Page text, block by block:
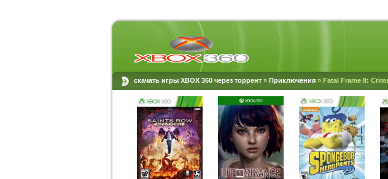
скачать игры XBOX 360 через торрент» Приключения» Fatal Frame II: